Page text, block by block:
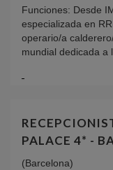
Funciones: Desde
especializada en
operario/a
mundial dedicada a
PALACE 4* -
(Barcelona)